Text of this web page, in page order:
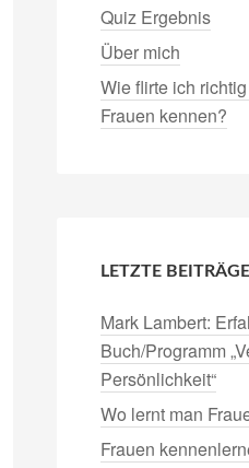
Quiz Ergebnis
Über mich
Wie flirte ich
Frauen kennen?
LETZTE BEITRÄGE
Mark Lambert:
Buch/Programm
Persönlichkeit“
Wo lernt man
Frauen